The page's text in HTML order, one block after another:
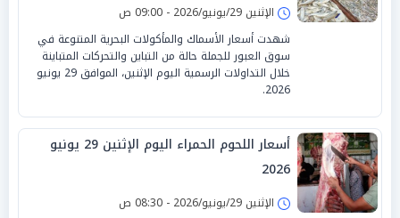
الإثنين 29/يونيو/2026 - 09:00 ص
شهدت أسعار الأسماك والمأكولات البحرية المتنوعة في
سوق العبور للجملة حالة من التباين والتحركات المتباينة
خلال التداولات الرسمية اليوم الإثنين، الموافق 29 يونيو
2026.
أسعار اللحوم الحمراء اليوم الإثنين 29 يونيو
2026
الإثنين 29/يونيو/2026 - 08:30 ص